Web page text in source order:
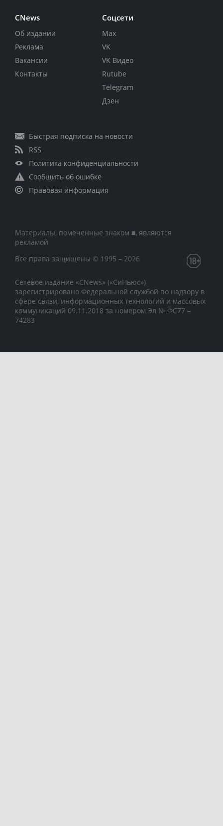
CNews
Об издании
Реклама
Вакансии
Контакты
Соцсети
Max
VK
VK Видео
Rutube
Telegram
Дзен
Быстрая подписка на новости
RSS
Политика конфиденциальности
Сообщить об ошибке
Правовая информация
Материалы, помеченные знаком ■, являются
рекламой
Все права защищены © 1995 – 2026
Сетевое издание «CNews» («СиНьюс»)
зарегистрировано Федеральной службой по надзору в
сфере связи, информационных технологий и массовых
коммуникаций 09.11.2018 за номером Эл № ФС77 –
74283